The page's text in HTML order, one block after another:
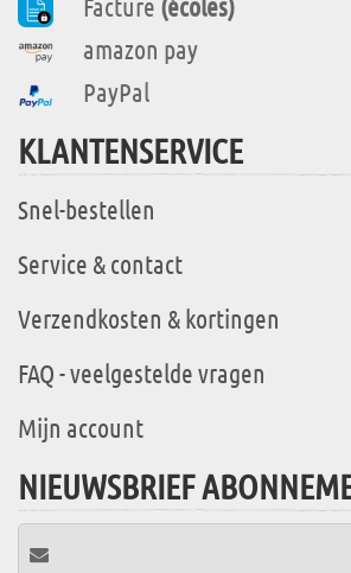
Facture (écoles)
amazon pay
PayPal
KLANTENSERVICE
Snel-bestellen
Service & contact
Verzendkosten & kortingen
FAQ - veelgestelde vragen
Mijn account
NIEUWSBRIEF